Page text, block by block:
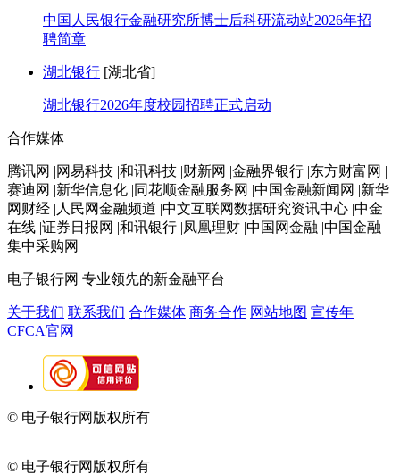
中国人民银行金融研究所博士后科研流动站2026年招
聘简章
湖北银行 [湖北省]
湖北银行2026年度校园招聘正式启动
合作媒体
腾讯网 |网易科技 |和讯科技 |财新网 |金融界银行 |东方财富网 |
赛迪网 |新华信息化 |同花顺金融服务网 |中国金融新闻网 |新华
网财经 |人民网金融频道 |中文互联网数据研究资讯中心 |中金
在线 |证券日报网 |和讯银行 |凤凰理财 |中国网金融 |中国金融
集中采购网
电子银行网 专业领先的新金融平台
关于我们 联系我们 合作媒体 商务合作 网站地图 宣传年
CFCA官网
© 电子银行网版权所有
© 电子银行网版权所有